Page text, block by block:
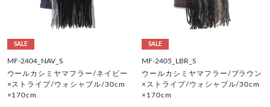
SALE
MF-2404_NAV_S
ウールカシミヤマフラー/ネイビー
×ストライプ/ウォシャブル/30cm
×170cm
SALE
MF-2405_LBR_S
ウールカシミヤマフラー/ブラウン
×ストライプ/ウォシャブル/30cm
×170cm